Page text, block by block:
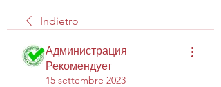
Indietro
Администрация
Рекомендует
15 settembre 2023